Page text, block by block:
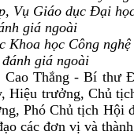
Vụ Giáo dục Đại
giá ngoài
Khoa học Công
giá ngoài
Thắng - Bí thư
trưởng, Chủ
Phó Chủ tịch Hội
các đơn vị và